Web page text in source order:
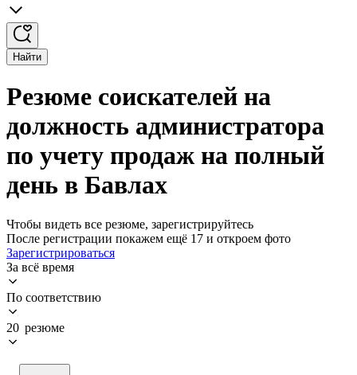
Найти
Резюме соискателей на
должность администратора
по учету продаж на полный
день в Бавлах
Чтобы видеть все резюме, зарегистрируйтесь
После регистрации покажем ещё 17 и откроем фото
Зарегистрироваться
За всё время
По соответствию
20 резюме